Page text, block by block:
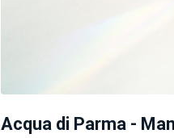
Acqua di Parma -